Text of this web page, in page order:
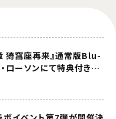
猗窩座再来』通常版Blu-
ローソンにて特典付きで